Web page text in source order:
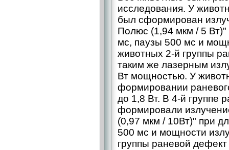
исследования. У
был сформирован
Полюс (1,94 мкм / 5 Вт)"
мс, паузы 500 мс и
животных 2-й группы
таким же лазерным
Вт мощностью. У
формировании
до 1,8 Вт. В 4-й группе
формировали
(0,97 мкм / 10Вт)" при
500 мс и мощности
группы раневой